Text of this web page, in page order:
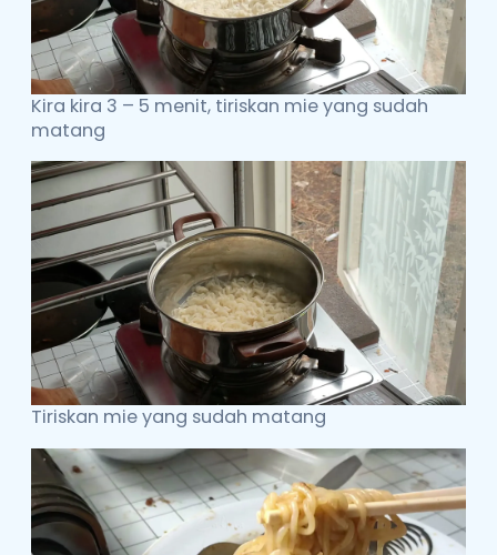
Kira kira 3 – 5 menit, tiriskan mie yang sudah
matang
Tiriskan mie yang sudah matang